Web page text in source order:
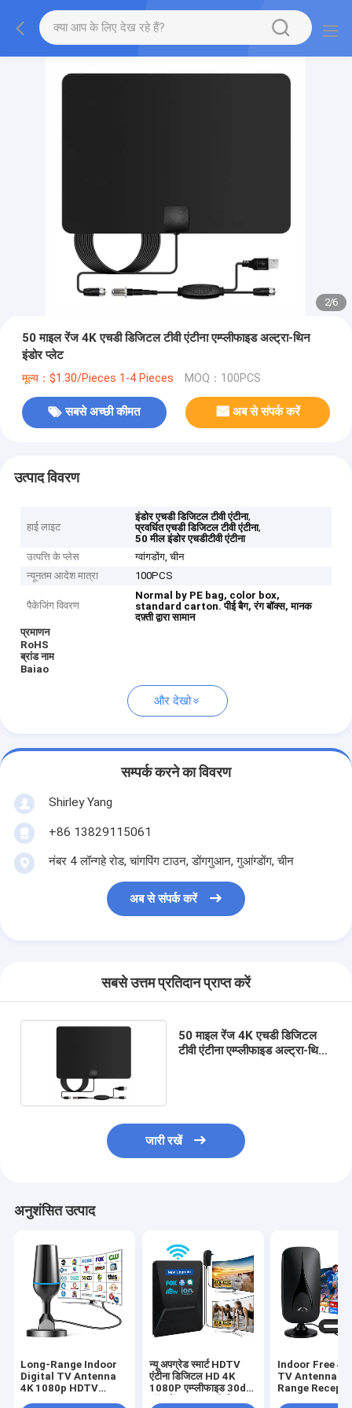
2/6
50 माइल रेंज 4K एचडी डिजिटल टीवी एंटीना एम्प्लीफाइड अल्ट्रा-थिन
इंडोर प्लेट
मूल्य：$1.30/Pieces 1-4 Pieces MOQ：100PCS
सबसे अच्छी कीमत अब से संपर्क करें
उत्पाद विवरण
हाई लाइट
इंडोर एचडी डिजिटल टीवी एंटीना,
प्रवर्धित एचडी डिजिटल टीवी एंटीना,
50 मील इंडोर एचडीटीवी एंटीना
उत्पत्ति के प्लेस
ग्वांगडोंग, चीन
न्यूनतम आदेश मात्रा
100PCS
पैकेजिंग विवरण
Normal by PE bag, color box,
standard carton. पीई बैग, रंग बॉक्स, मानक
दफ़्ती द्वारा सामान
प्रमाणन
RoHS
ब्रांड नाम
Baiao
और देखो
सम्पर्क करने का विवरण
Shirley Yang
+86 13829115061
नंबर 4 लॉन्गहे रोड, चांगपिंग टाउन, डोंगगुआन, गुआंग्डोंग, चीन
अब से संपर्क करें
सबसे उत्तम प्रतिदान प्राप्त करें
50 माइल रेंज 4K एचडी डिजिटल
टीवी एंटीना एम्प्लीफाइड अल्ट्रा-थिन
जारी रखें
अनुशंसित उत्पाद
Long-Range Indoor
Digital TV Antenna
4K 1080p HDTV
न्यू अपग्रेड स्मार्ट HDTV
एंटीना डिजिटल HD 4K
1080P एम्प्लीफाइड 30dbi
Indoor Free 4K
TV Antenna
Range